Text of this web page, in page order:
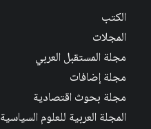
الكتب
المجلات
مجلة المستقبل العربي
مجلة إضافات
مجلة بحوث اقتصادية
المجلة العربية للعلوم السياسية